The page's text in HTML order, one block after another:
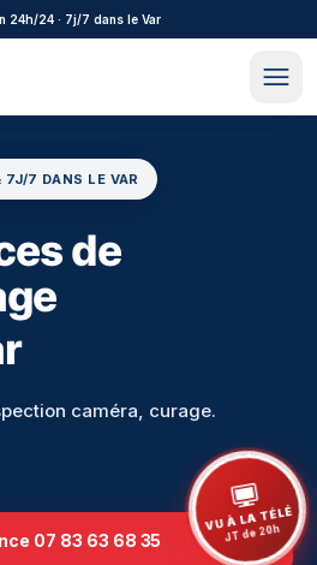
24h/24 · 7j/7 dans le Var
7 DANS LE VAR
de
caméra, curage.
07 83 63 68 35
VU À LA TÉLÉ
JT de 20h